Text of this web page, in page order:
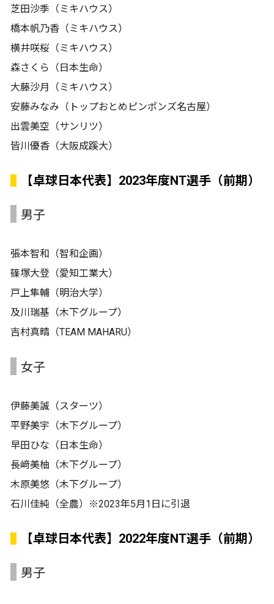
芝田沙季（ミキハウス）
橋本帆乃香（ミキハウス）
横井咲桜（ミキハウス）
森さくら（日本生命）
大藤沙月（ミキハウス）
安藤みなみ（トップおとめピンポンズ名古屋）
出雲美空（サンリツ）
皆川優香（大阪成蹊大）
【卓球日本代表】2023年度NT選手（前期）
男子
張本智和（智和企画）
篠塚大登（愛知工業大）
戸上隼輔（明治大学）
及川瑞基（木下グループ）
吉村真晴（TEAM MAHARU）
女子
伊藤美誠（スターツ）
平野美宇（木下グループ）
早田ひな（日本生命）
長﨑美柚（木下グループ）
木原美悠（木下グループ）
石川佳純（全農）※2023年5月1日に引退
【卓球日本代表】2022年度NT選手（前期）
男子